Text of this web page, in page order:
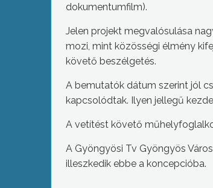
dokumentumfilm).
Jelen projekt megvalósulása
mozi, mint közösségi élmény
követő beszélgetés.
A bemutatók dátum szerint jól
kapcsolódtak. Ilyen jellegű
A vetítést követő
A Gyöngyösi Tv Gyöngyös
illeszkedik ebbe a koncepcióba.